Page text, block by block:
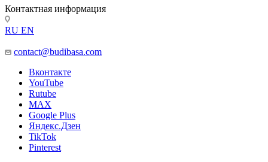
Контактная информация
RU EN
contact@budibasa.com
Вконтакте
YouTube
Rutube
MAX
Google Plus
Яндекс.Дзен
TikTok
Pinterest